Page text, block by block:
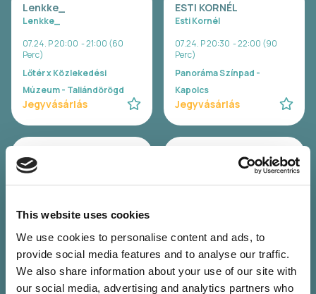
This website uses cookies
We use cookies to personalise content and ads, to
provide social media features and to analyse our traffic.
We also share information about your use of our site with
our social media, advertising and analytics partners who
Lenkke_
Lenkke_
07.24. P 20:00 - 21:00 (60
Perc)
Lőtér x Közlekedési
Múzeum - Taliándörögd
Jegyvásárlás
ESTI KORNÉL
Esti Kornél
07.24. P 20:30 - 22:00 (90
Perc)
Panoráma Színpad -
Kapolcs
Jegyvásárlás
SISI
Sisi
Múzeum - Taliándörögd
Jegyvásárlás
Kapolcs
Jegyvásárlás